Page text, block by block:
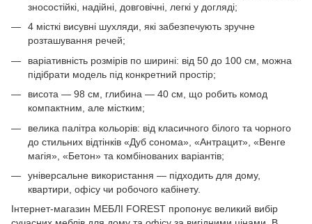
зносостійкі, надійні, довговічні, легкі у догляді;
4 місткі висувні шухляди, які забезпечують зручне
розташування речей;
варіативність розмірів по ширині: від 50 до 100 см, можна
підібрати модель під конкретний простір;
висота — 98 см, глибина — 40 см, що робить комод
компактним, але містким;
велика палітра кольорів: від класичного білого та чорного
до стильних відтінків «Дуб сонома», «Антрацит», «Венге
магія», «Бетон» та комбінованих варіантів;
універсальне використання — підходить для дому,
квартири, офісу чи робочого кабінету.
Інтернет-магазин МЕБЛІ FOREST пропонує великий вибір